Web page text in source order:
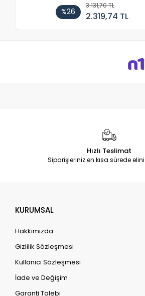
%26
3.131,70 TL
2.319,74 TL
Hızlı Teslimat
Siparişleriniz en kısa sürede
KURUMSAL
Hakkımızda
Gizlilik Sözleşmesi
Kullanıcı Sözleşmesi
İade ve Değişim
Garanti Talebi